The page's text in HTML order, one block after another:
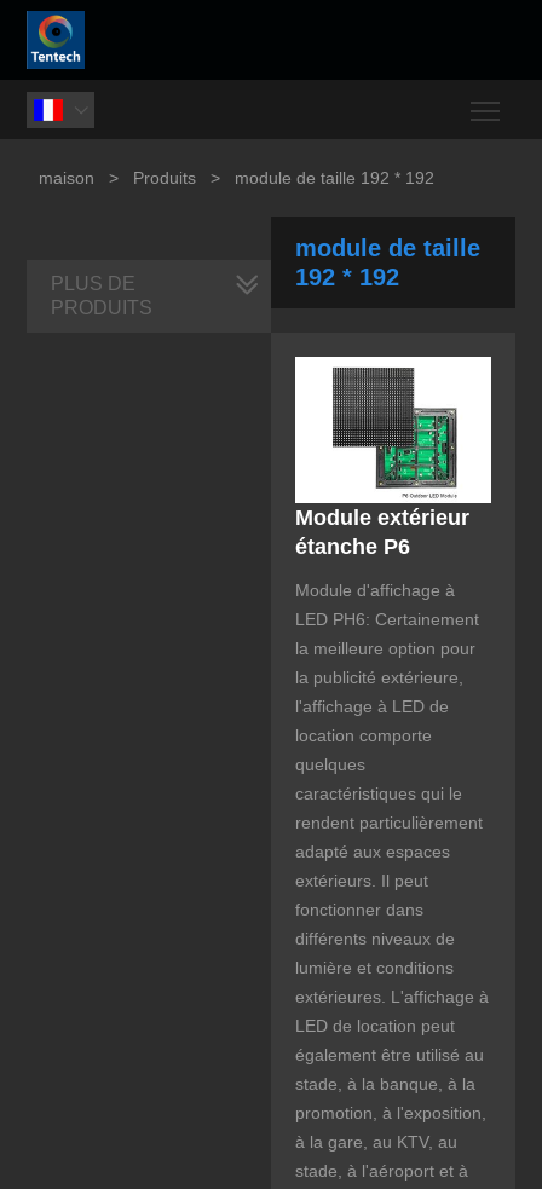

maison > Produits > module de taille 192 * 192
module de taille
192 * 192
Module extérieur
étanche P6
Module d'affichage à
LED PH6: Certainement
la meilleure option pour
la publicité extérieure,
l'affichage à LED de
location comporte
quelques
caractéristiques qui le
rendent particulièrement
adapté aux espaces
extérieurs. Il peut
fonctionner dans
différents niveaux de
lumière et conditions
extérieures. L'affichage à
LED de location peut
également être utilisé au
stade, à la banque, à la
promotion, à l'exposition,
à la gare, au KTV, au
stade, à l'aéroport et à
PLUS DE
PRODUITS